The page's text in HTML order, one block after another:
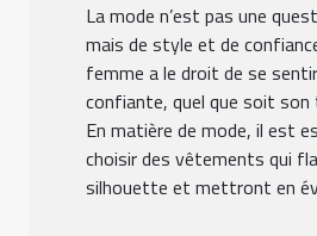
La mode n’est pas une
mais de style et de
femme a le droit de se
confiante, quel que soit son
En matière de mode, il est
choisir des vêtements qui
silhouette et mettront en